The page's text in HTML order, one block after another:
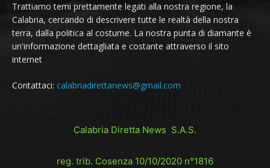
Trattiamo temi prettamente legati alla nostra regione, la
Calabria, cercando di descrivere tutte le realtà della nostra
terra, dalla politica al costume. La nostra punta di diamante è
un'informazione dettagliata e costante attraverso il sito
internet
Contattaci: calabriadirettanews@gmail.com
Calabria Diretta News S.A.S.
reg. trib. Cosenza 10/10/2020 n°1816